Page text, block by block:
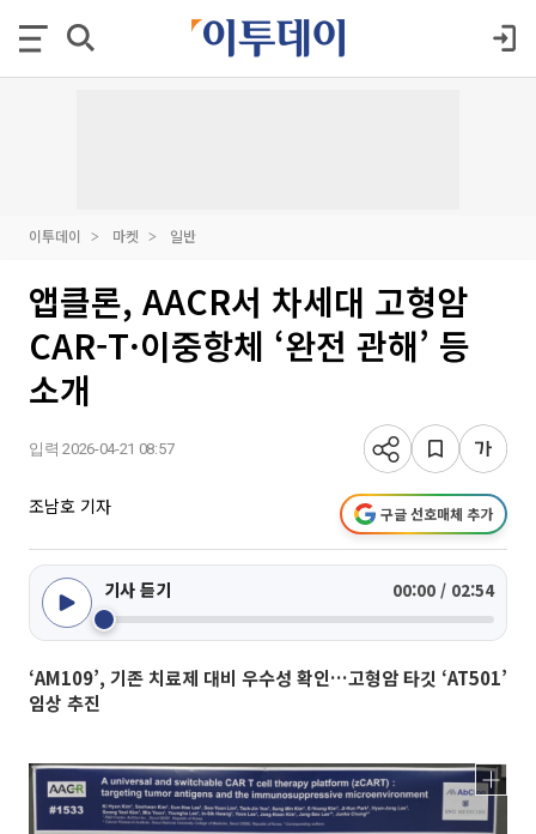
이투데이 마켓 일반
앱클론, AACR서 차세대 고형암
CAR-T·이중항체 ‘완전 관해’ 등
소개
입력 2026-04-21 08:57
조남호 기자 구글 선호매체 추가
기사 듣기 00:00 / 02:54
‘AM109’, 기존 치료제 대비 우수성 확인…고형암 타깃 ‘AT501’
임상 추진